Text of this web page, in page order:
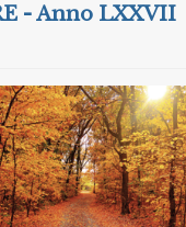
- Anno LXXVII